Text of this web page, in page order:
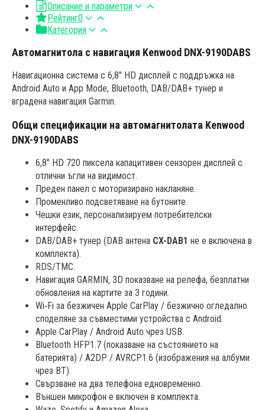
Описание и параметри
Рейтинг0
Категория
Автомагнитола с навигация Kenwood DNX-9190DABS
Навигационна система с 6,8" HD дисплей с поддръжка на
Android Auto и App Mode, Bluetooth, DAB/DAB+ тунер и
вградена навигация Garmin.
Общи спецификации на автомагнитолата Kenwood
DNX-9190DABS
6,8" HD 720 пиксела капацитивен сензорен дисплей с
отлични ъгли на видимост.
Преден панел с моторизирано накланяне.
Променливо подсветяване на бутоните.
Чешки език, персонализируем потребителски
интерфейс.
DAB/DAB+ тунер (DAB антена CX-DAB1 не е включена в
комплекта).
RDS/TMC.
Навигация GARMIN, 3D показване на релефа, безплатни
обновления на картите за 3 години.
Wi‑Fi за безжичен Apple CarPlay / безжично огледално
споделяне за съвместими устройства с Android.
Apple CarPlay / Android Auto чрез USB.
Bluetooth HFP1.7 (показване на състоянието на
батерията) / A2DP / AVRCP1.6 (изображения на албуми
чрез BT).
Свързване на два телефона едновременно.
Външен микрофон е включен в комплекта.